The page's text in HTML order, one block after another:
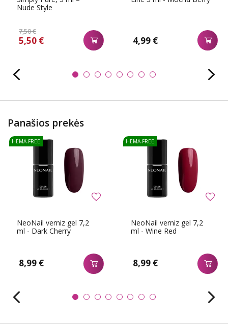
Nude Style
7,50 €
5,50 € 4,99 €
Panašios prekės
NeoNail verniz gel 7,2
ml - Dark Cherry
8,99 €
HEMA-FREE
NeoNail verniz gel 7,2
ml - Wine Red
8,99 €
HEMA-FREE